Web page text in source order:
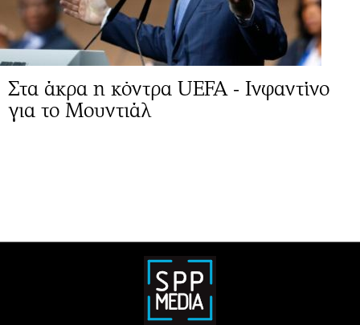
Στα άκρα η κόντρα UEFA - Ινφαντίνο
για το Μουντιάλ